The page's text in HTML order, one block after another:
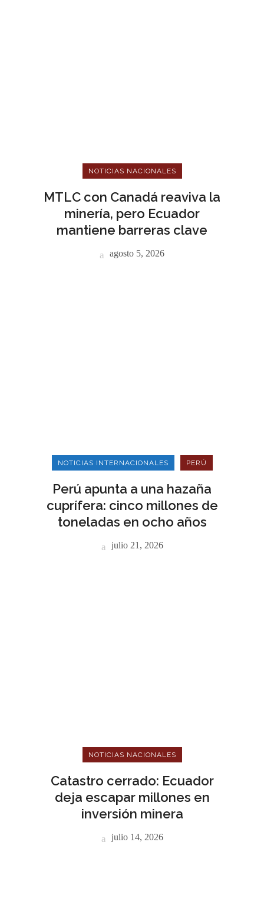
NOTICIAS NACIONALES
MTLC con Canadá reaviva la
minería, pero Ecuador
mantiene barreras clave
agosto 5, 2026
NOTICIAS INTERNACIONALES PERÚ
Perú apunta a una hazaña
cuprífera: cinco millones de
toneladas en ocho años
julio 21, 2026
NOTICIAS NACIONALES
Catastro cerrado: Ecuador
deja escapar millones en
inversión minera
julio 14, 2026